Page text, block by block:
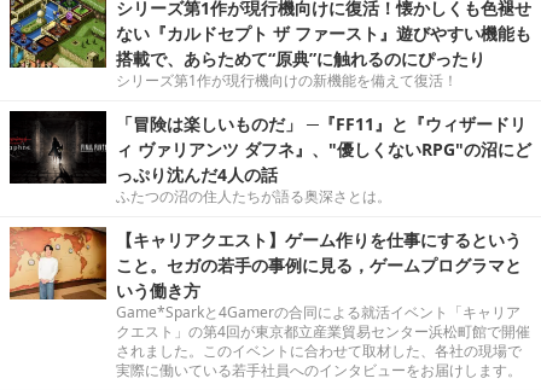
シリーズ第1作が現行機向けに復活！懐かしくも色褪せ
ない『カルドセプト ザ ファースト』遊びやすい機能も
搭載で、あらためて“原典”に触れるのにぴったり
シリーズ第1作が現行機向けの新機能を備えて復活！
「冒険は楽しいものだ」 ─『FF11』と『ウィザードリ
ィ ヴァリアンツ ダフネ』、"優しくないRPG"の沼にど
っぷり沈んだ4人の話
ふたつの沼の住人たちが語る奥深さとは。
【キャリアクエスト】ゲーム作りを仕事にするという
こと。セガの若手の事例に見る，ゲームプログラマと
いう働き方
Game*Sparkと4Gamerの合同による就活イベント「キャリア
クエスト」の第4回が東京都立産業貿易センター浜松町館で開催
されました。このイベントに合わせて取材した、各社の現場で
実際に働いている若手社員へのインタビューをお届けします。